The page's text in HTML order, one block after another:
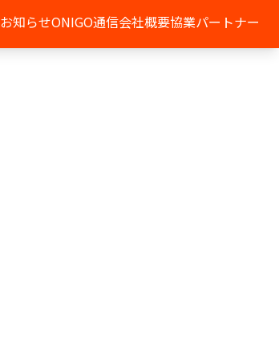
お知らせONIGO通信会社概要協業パートナー